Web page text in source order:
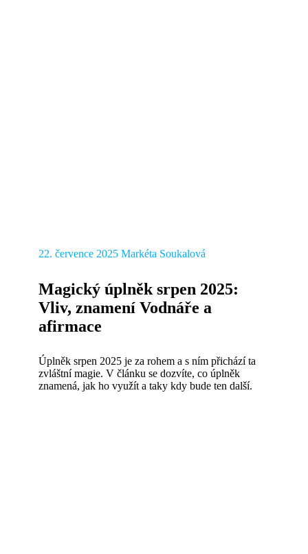
22. července 2025 Markéta Soukalová
Magický úplněk srpen 2025:
Vliv, znamení Vodnáře a
afirmace
Úplněk srpen 2025 je za rohem a s ním přichází ta
zvláštní magie. V článku se dozvíte, co úplněk
znamená, jak ho využít a taky kdy bude ten další.